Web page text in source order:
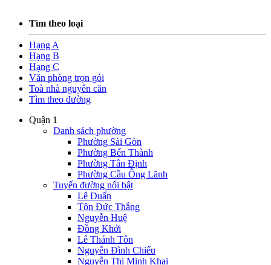
Tìm theo loại
Hạng A
Hạng B
Hạng C
Văn phòng trọn gói
Toà nhà nguyên căn
Tìm theo đường
Quận 1
Danh sách phường
Phường Sài Gòn
Phường Bến Thành
Phường Tân Định
Phường Cầu Ông Lãnh
Tuyến đường nổi bật
Lê Duẩn
Tôn Đức Thắng
Nguyễn Huệ
Đồng Khởi
Lê Thánh Tôn
Nguyễn Đình Chiểu
Nguyễn Thị Minh Khai